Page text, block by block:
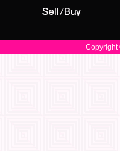
Copyright